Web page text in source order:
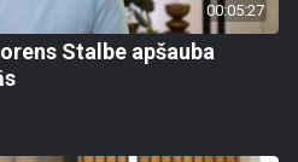
00:05:27
Stalbe apšauba